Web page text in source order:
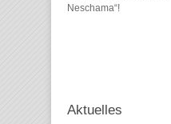
Neschama“!
Aktuelles